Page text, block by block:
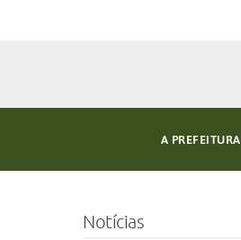
A PREFEITURA
Notícias